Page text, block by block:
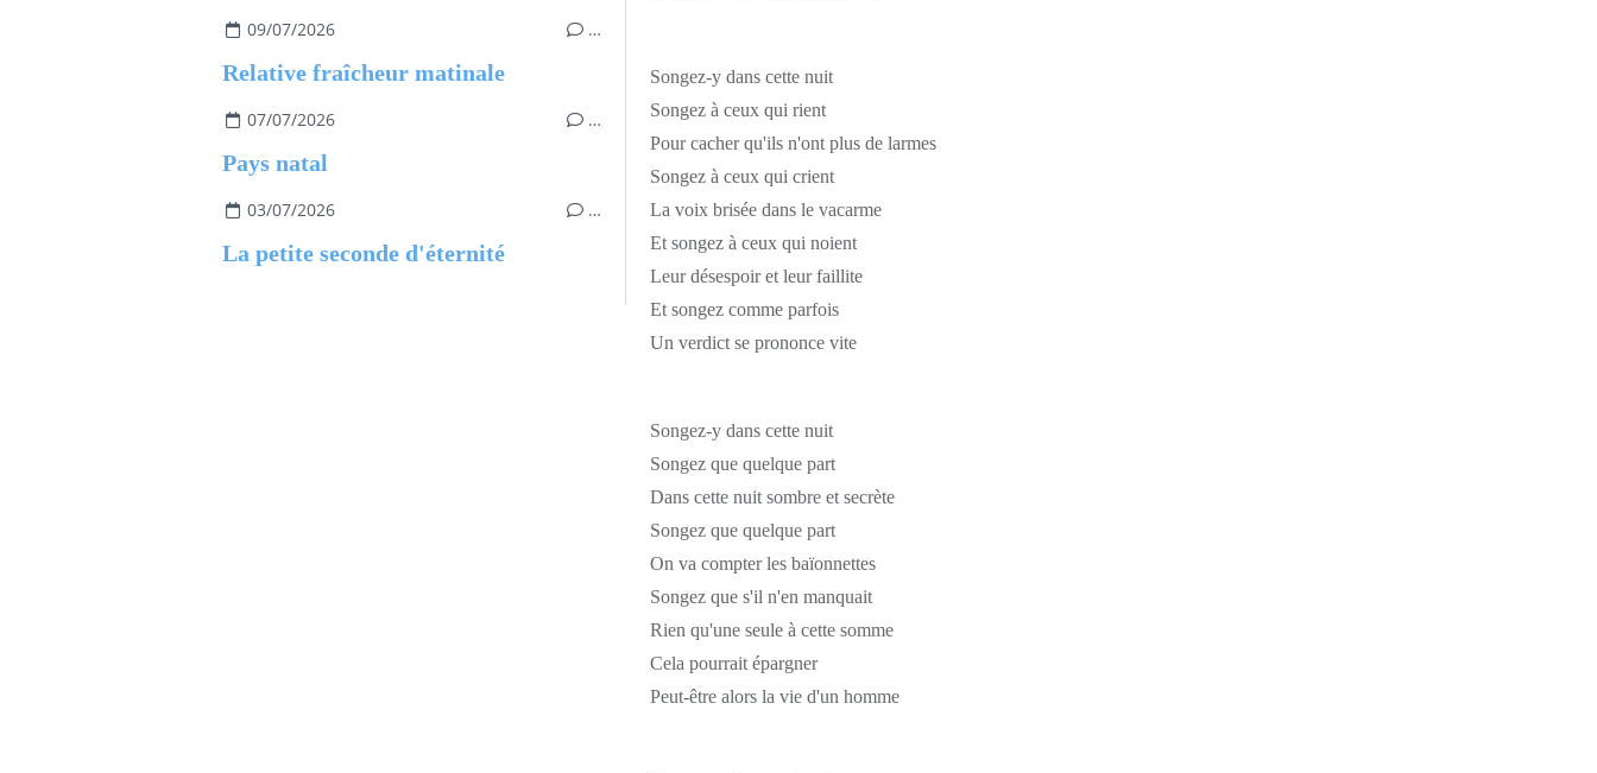
Songez-y dans cette nuit
Songez à ceux qui rient
Pour cacher qu'ils n'ont plus de larmes
Songez à ceux qui crient
La voix brisée dans le vacarme
Et songez à ceux qui noient
Leur désespoir et leur faillite
Et songez comme parfois
Un verdict se prononce vite
Songez-y dans cette nuit
Songez que quelque part
Dans cette nuit sombre et secrète
Songez que quelque part
On va compter les baïonnettes
Songez que s'il n'en manquait
Rien qu'une seule à cette somme
Cela pourrait épargner
Peut-être alors la vie d'un homme
09/07/2026 …
Relative fraîcheur matinale
07/07/2026 …
Pays natal
03/07/2026 …
La petite seconde d'éternité